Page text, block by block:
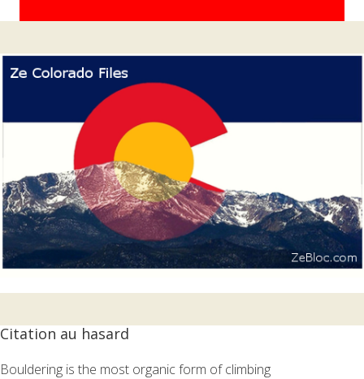
Citation au hasard
Bouldering is the most organic form of climbing